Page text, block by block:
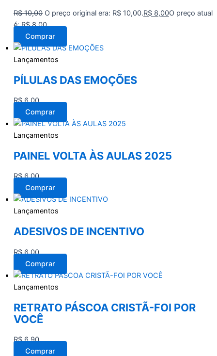
R$10,00 O preço original era: R$ 10,00.R$ 8,00O preço atual
é: R$ 8,00.
Comprar
Lançamentos
PÍLULAS DAS EMOÇÕES
R$6,00
Comprar
Lançamentos
PAINEL VOLTA ÀS AULAS 2025
R$6,00
Comprar
Lançamentos
ADESIVOS DE INCENTIVO
R$6,00
Comprar
Lançamentos
RETRATO PÁSCOA CRISTÃ-FOI POR
VOCÊ
R$6,90
Comprar